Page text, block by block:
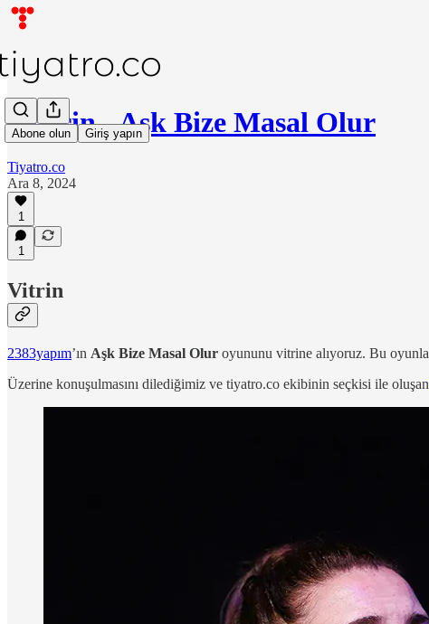
Abone olun Giriş yapın
Vitrin - Aşk Bize Masal Olur
Tiyatro.co
Ara 8, 2024
1
1
Vitrin
2383yapım’ın Aşk Bize Masal Olur oyununu vitrine alıyoruz. Bu
Üzerine konuşulmasını dilediğimiz ve tiyatro.co ekibinin seçkisi ile oluşan